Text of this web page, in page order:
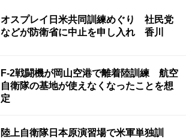
オスプレイ日米共同訓練めぐり 社民党
などが防衛省に中止を申し入れ 香川
F-2戦闘機が岡山空港で離着陸訓練 航空
自衛隊の基地が使えなくなったことを想
定
陸上自衛隊日本原演習場で米軍単独訓